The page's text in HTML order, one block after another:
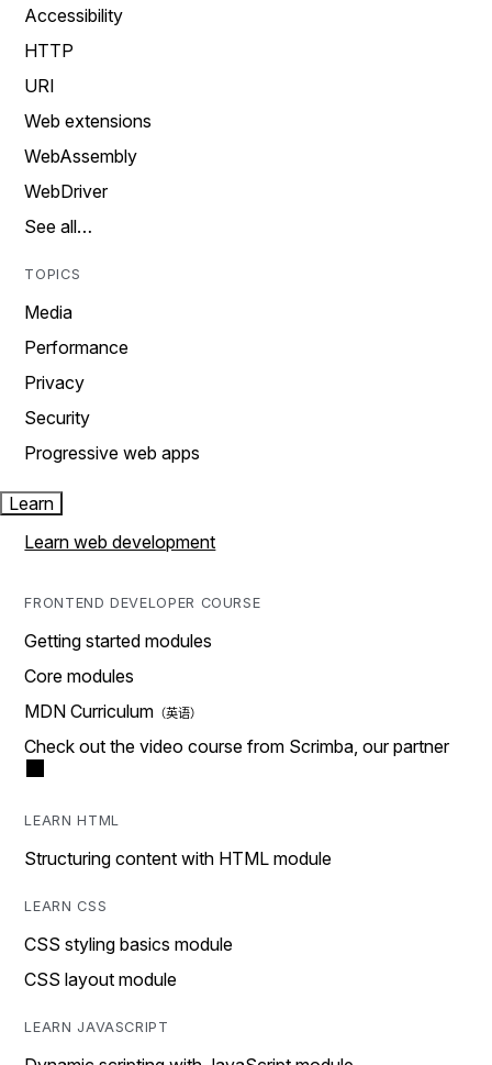
Accessibility
HTTP
URI
Web extensions
WebAssembly
WebDriver
See all…
TOPICS
Media
Performance
Privacy
Security
Progressive web apps
Learn
Learn web development
FRONTEND DEVELOPER COURSE
Getting started modules
Core modules
MDN Curriculum
Check out the video course from Scrimba, our partner
LEARN HTML
Structuring content with HTML module
LEARN CSS
CSS styling basics module
CSS layout module
LEARN JAVASCRIPT